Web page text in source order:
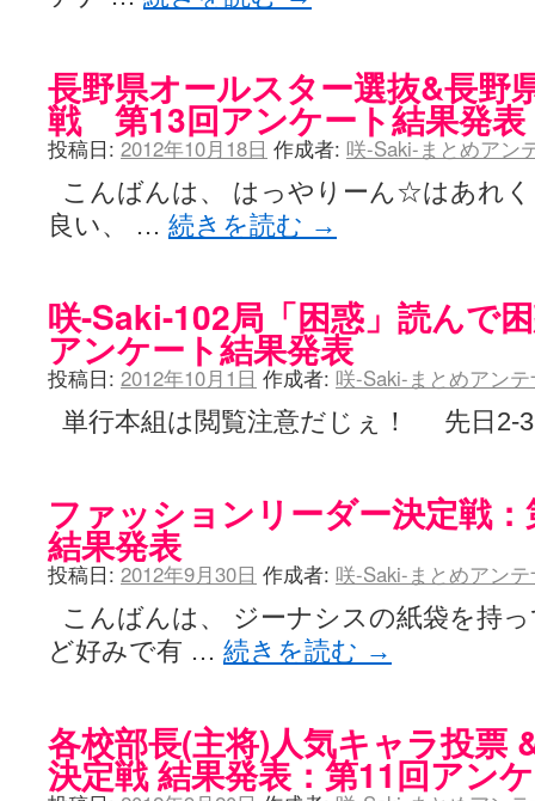
長野県オールスター選抜&長野
戦 第13回アンケート結果発表
投稿日: 2012年10月18日 作成者: 咲-Saki-まとめアン
こんばんは、 はっやりーん☆はあれ
良い、 … 続きを読む →
咲-Saki-102局「困惑」読んで
アンケート結果発表
投稿日: 2012年10月1日 作成者: 咲-Saki-まとめアン
単行本組は閲覧注意だじぇ！ 先日
ファッションリーダー決定戦
結果発表
投稿日: 2012年9月30日 作成者: 咲-Saki-まとめアン
こんばんは、 ジーナシスの紙袋を持
ど好みで有 … 続きを読む →
各校部長(主将)人気キャラ投票
決定戦 結果発表：第11回アン